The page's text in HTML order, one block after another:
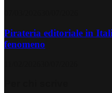
Pirateria editoriale in
fenomeno